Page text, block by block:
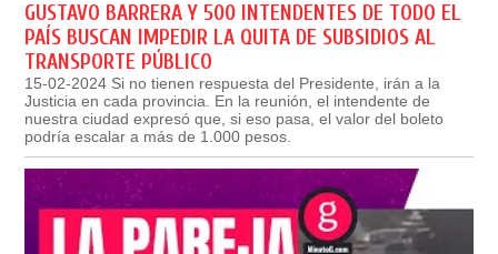
GUSTAVO BARRERA Y 500 INTENDENTES DE TODO EL
PAÍS BUSCAN IMPEDIR LA QUITA DE SUBSIDIOS AL
TRANSPORTE PÚBLICO
15-02-2024 Si no tienen respuesta del Presidente, irán a la
Justicia en cada provincia. En la reunión, el intendente de
nuestra ciudad expresó que, si eso pasa, el valor del boleto
podría escalar a más de 1.000 pesos.